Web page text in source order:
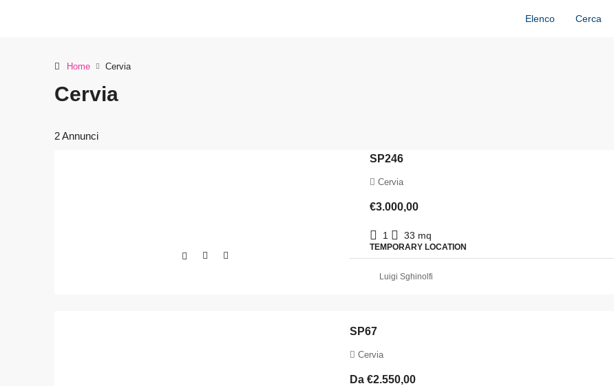
Elenco Cerca
Home Cervia
Cervia
2 Annunci
SP246
Cervia
€3.000,00
1 33 mq
TEMPORARY LOCATION
Luigi Sghinolfi
SP67
Cervia
Da€2.550,00